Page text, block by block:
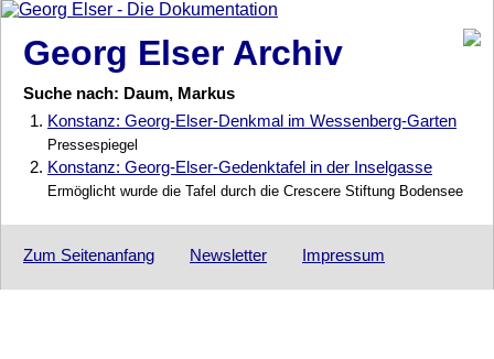
Georg Elser Archiv
Suche nach: Daum, Markus
1. Konstanz: Georg-Elser-Denkmal im Wessenberg-Garten
Pressespiegel
2. Konstanz: Georg-Elser-Gedenktafel in der Inselgasse
Ermöglicht wurde die Tafel durch die Crescere Stiftung Bodensee
Zum Seitenanfang Newsletter Impressum